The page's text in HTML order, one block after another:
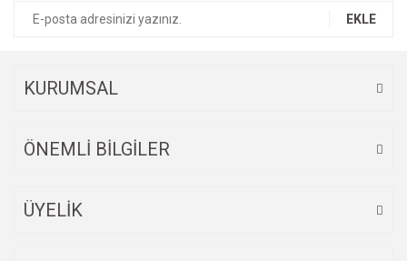
Ürün fiyatı diğer sitelerden daha pahalı.
EKLE
KURUMSAL
ÖNEMLİ BİLGİLER
ÜYELİK